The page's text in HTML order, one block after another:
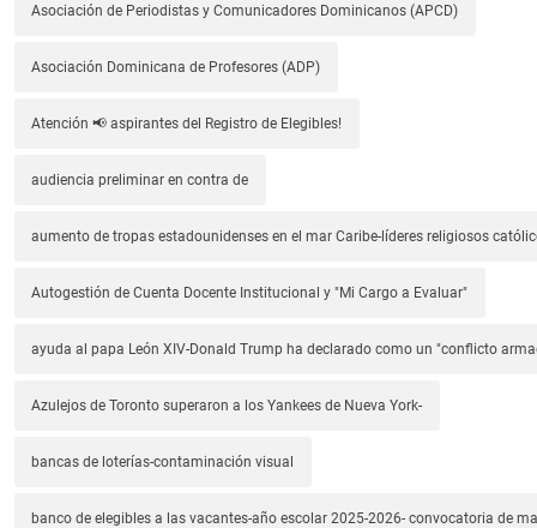
Asociación de Periodistas y Comunicadores Dominicanos (APCD)
Asociación Dominicana de Profesores (ADP)
Atención 📢 aspirantes del Registro de Elegibles!
audiencia preliminar en contra de
aumento de tropas estadounidenses en el mar Caribe-líderes religiosos
Autogestión de Cuenta Docente Institucional y "Mi Cargo a Evaluar"
ayuda al papa León XIV-Donald Trump ha declarado como un "conflicto
Azulejos de Toronto superaron a los Yankees de Nueva York-
bancas de loterías-contaminación visual
banco de elegibles a las vacantes-año escolar 2025-2026- convocatoria de